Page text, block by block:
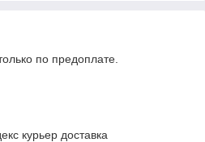
по предоплате.
курьер доставка